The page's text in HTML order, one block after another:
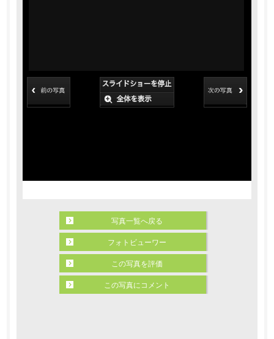
写真一覧へ戻る
フォトビューワー
この写真を評価
この写真にコメント